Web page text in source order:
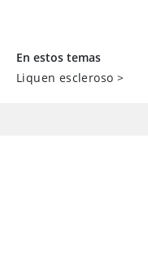
En estos temas
Liquen escleroso >